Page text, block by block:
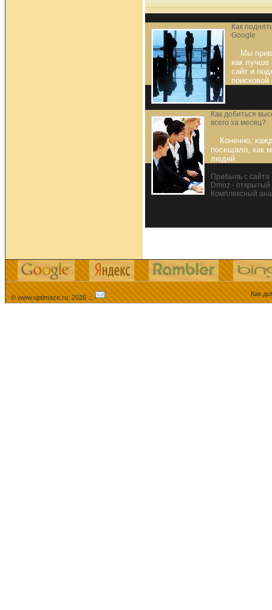
Как
Google
Мы
как лучше
сайт и
Как добиться
всего за месяц?
Конечно,
посещало, как
людей.
Прибыль с сайта
Dmoz -
Комплексный
© www.optimaze.ru, 2026 .:. Как